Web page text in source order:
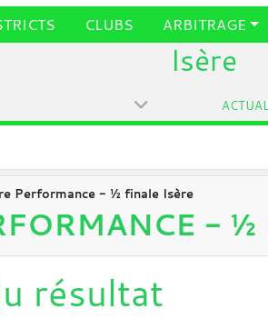
CLUBS ARBITRAGE
Isère
Performance - ½ finale Isère
-
résultat